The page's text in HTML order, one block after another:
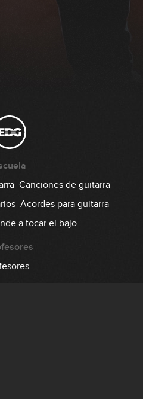
Canciones de guitarra
Acordes para guitarra
a tocar el bajo